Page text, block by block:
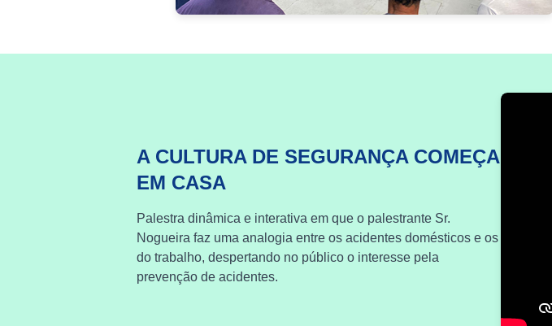
A CULTURA DE SEGURANÇA COMEÇA
EM CASA
Palestra dinâmica e interativa em que o palestrante Sr.
Nogueira faz uma analogia entre os acidentes domésticos e os
do trabalho, despertando no público o interesse pela
prevenção de acidentes.